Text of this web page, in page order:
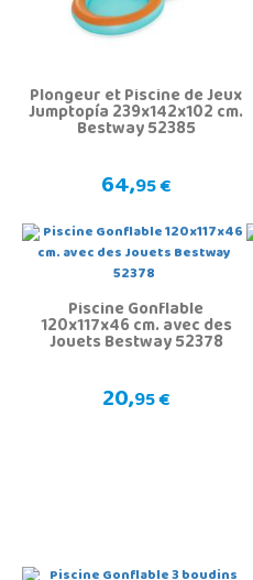
Plongeur et Piscine de Jeux
Jumptopía 239x142x102 cm.
Bestway 52385
64,95 €
Piscine Gonflable
120x117x46 cm. avec des
Jouets Bestway 52378
20,95 €